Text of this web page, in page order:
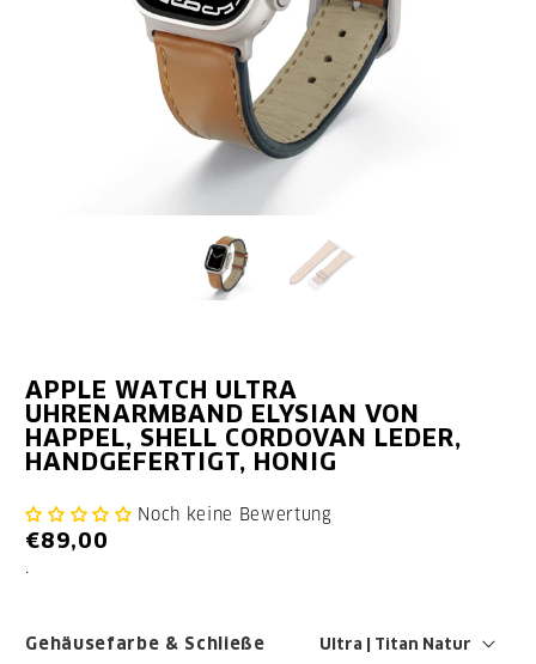
APPLE WATCH ULTRA
UHRENARMBAND ELYSIAN VON
HAPPEL, SHELL CORDOVAN LEDER,
HANDGEFERTIGT, HONIG
Noch keine Bewertung
€89,00
.
Gehäusefarbe & Schließe